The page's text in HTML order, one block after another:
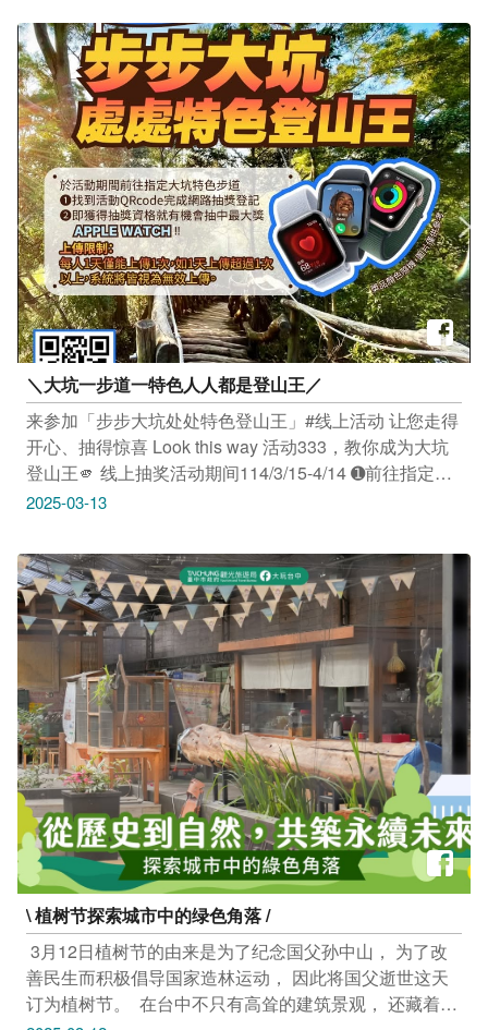
起趣乐原 3/15(六)-3/16(日) 12:00-18:00 IKEA宜家家居台
中店 1F（台中市南屯区向上路二段168号） 活动连结：
https://reurl.cc/462lXD -------------------------------- 市集｜都
市乐园里的日常漫步 3/15(六)-3/16(日) 13:00-19:00 诚品
生活480（台中市西屯区市政路480号） 活动连结：
https://reurl.cc/mRepDM --------------------------------
书院（台中市大肚区文昌一街10号） 活动连结：
https://reurl.cc/L58Daa -------------------------------- 活动｜雾
峰区水资源宣导暨2025植树节赠苗、登山健行 3/15(六)
07:30-11:00 阿罩雾公园（台中市雾峰区成功路与民生路
交叉路口） 活动连结：https://reurl.cc/qnM0D3 -------------
------------------- 活动｜2025神冈绿艺生活节 3/15(六)
08:40-13:20 靝马畜牧场（台中市神冈区溪洲里福民路41
号） 活动连结：https://reurl.cc/geLa7R ------------------------
-------- 活动｜2025太平枇杷节－枇杷亲子嬉游记 3/15(六)
16:00-19:00 马卡龙公园（台中市太平区环中东路四段19
号） 活动连结：https://reurl.cc/36db8X ------------------------
-------- 活动｜充气城堡嘉年华-雾峰站 3/16(日) 09:00-
20:00 大爱公园（台中市雾峰区峰堤路&锦州路口） 活动
连结：hthttps://reurl.cc/zpvXDV --------------------------------
展览｜制造场所现代艺术展座谈—不在厂证明 3/15(六)
14:30-17:00 富兴工厂1962 2F厂长阅读室（台中市东区
复兴路四段37巷2号） 活动连结：https://reurl.cc/O5xjb3
-------------------------------- 市集｜毛起来舔 Pet Market
3/15(六)-3/16(日) 12:00-17:30 台湾民俗文物馆（台中市
北屯区旅顺路二段73号） 活动连结：
起趣乐原 3/15(六)-3/16(日) 12:00-18:00 IKEA宜家家居台
中店 1F（台中市南屯区向上路二段168号） 活动连结：
https://reurl.cc/462lXD -------------------------------- 市集｜都
市乐园里的日常漫步 3/15(六)-3/16(日) 13:00-19:00 诚品
生活480（台中市西屯区市政路480号） 活动连结：
https://reurl.cc/mRepDM --------------------------------
＼大坑一步道一特色人人都是登山王／
来参加「步步大坑处处特色登山王」#线上活动 让您走得
开心、抽得惊喜 Look this way 活动333，教你成为大坑
登山王🫵 线上抽奖活动期间114/3/15-4/14 ➊前往指定的3
条大坑特色步道 ➋找到活动看板QRcode完成网路抽奖登
线难易度系数一览表)就有机会获得不同的抽奖奖品 ➊难
度★★★抽奖奖品 I APPLE WATCH SE(颜色随机，8份)
➋难度★★☆抽奖奖品 I法国知名体育用品30L 登山健行
背包(25个) ➌难度★☆☆抽奖奖品 I法国知名体育用品实
体礼物卡(300元面额，40份) 指定步道特色及路线难易度
➊大坑9-1号步道-爱恋步道 难度：★☆☆(亲子级) 步道长
度/路程： 9-1号-爱恋步道 0.6KM(30分) ➋大坑5-1号步道-
手作文学步道 难度：★★☆(休闲级) 步道长度/路程：
1.6KM(90分) ➌大坑1号步道-健身步道 难度：★★★(健
脚级) 步道长度/路程：1.6KM(90分) 欢迎亲子共游、登山
爱好者或追求极限挑战的高手，一起来挑战 ------------------
---------------------------- 线上抽奖活动截止日期：4月14日
23:59止 得奖名单：将於官方脸书公布得奖者 请得奖者於
接获得奖通知後7天内私讯小编核对资格符合并提供收件
人姓名、电话、地址 #逾期视同放弃得奖资格 主办单位
保有最终解释、调整与修正本活动办法之权利。 活动预
告： 第二波拍照兑礼实体活动，自4月15日开跑，请留意
相关公告
2025-03-13
\ 植树节探索城市中的绿色角落 /
​ 3月12日植树节的由来是为了纪念国父孙中山， 为了改
善民生而积极倡导国家造林运动， 因此将国父逝世这天
订为植树节。 ​ 在台中不只有高耸的建筑景观， 还藏着许